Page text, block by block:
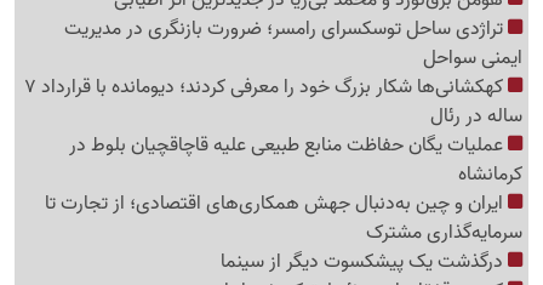
تراژدی ساحل توسکسرای رامسر؛ ضرورت بازنگری در مدیریت
ایمنی سواحل
کهکشانی‌ها شکار بزرگ خود را معرفی کردند؛ دیومانده با قرارداد 7
ساله در رئال
عملیات یگان حفاظت منابع طبیعی علیه قاچاقچیان بلوط در
کرمانشاه
ایران و چین به‌دنبال جهش همکاری‌های اقتصادی؛ از تجارت تا
سرمایه‌گذاری مشترک
درگذشت یک پیشکسوت دیگر از سینما